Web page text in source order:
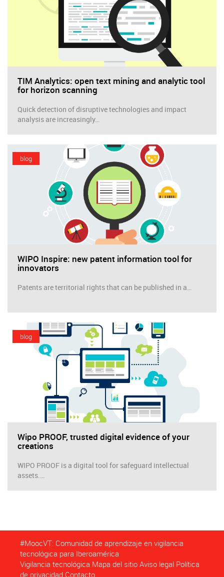
TIM Analytics: open text mining and analytic tool
for horizon scanning
Quick detection of disruptive technologies and impact
analysis are increasingly…
blog
WIPO Inspire: new patent information tool for
innovators
Patents are territorial rights that can be published in a…
blog
Wipo PROOF, trusted digital evidence of your
creations
WIPO PROOF is a digital tool for safeguard intellectual
assets.…
#MoocVT: Comunidad de aprendizaje en vigilancia
tecnológica para Iberoamérica
Vigilancia tecnológica Mapa del sitio Aviso legal Política
de privacidad Contacto